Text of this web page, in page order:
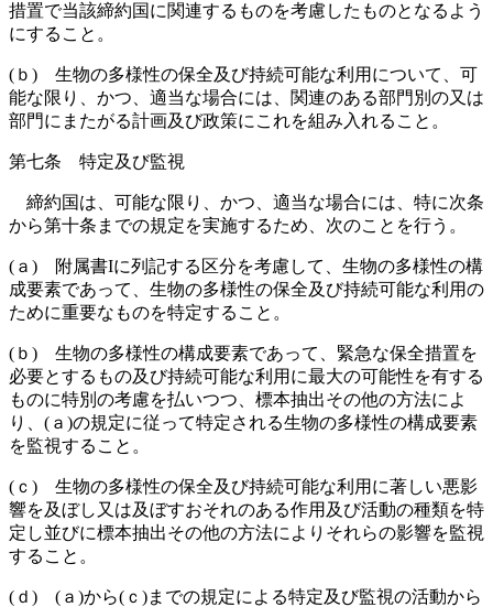
措置で当該締約国に関連するものを考慮したものとなるよう
にすること。
(ｂ) 生物の多様性の保全及び持続可能な利用について、可
能な限り、かつ、適当な場合には、関連のある部門別の又は
部門にまたがる計画及び政策にこれを組み入れること。
第七条 特定及び監視
締約国は、可能な限り、かつ、適当な場合には、特に次条
から第十条までの規定を実施するため、次のことを行う。
(ａ) 附属書Iに列記する区分を考慮して、生物の多様性の構
成要素であって、生物の多様性の保全及び持続可能な利用の
ために重要なものを特定すること。
(ｂ) 生物の多様性の構成要素であって、緊急な保全措置を
必要とするもの及び持続可能な利用に最大の可能性を有する
ものに特別の考慮を払いつつ、標本抽出その他の方法によ
り、(ａ)の規定に従って特定される生物の多様性の構成要素
を監視すること。
(ｃ) 生物の多様性の保全及び持続可能な利用に著しい悪影
響を及ぼし又は及ぼすおそれのある作用及び活動の種類を特
定し並びに標本抽出その他の方法によりそれらの影響を監視
すること。
(ｄ) (ａ)から(ｃ)までの規定による特定及び監視の活動から